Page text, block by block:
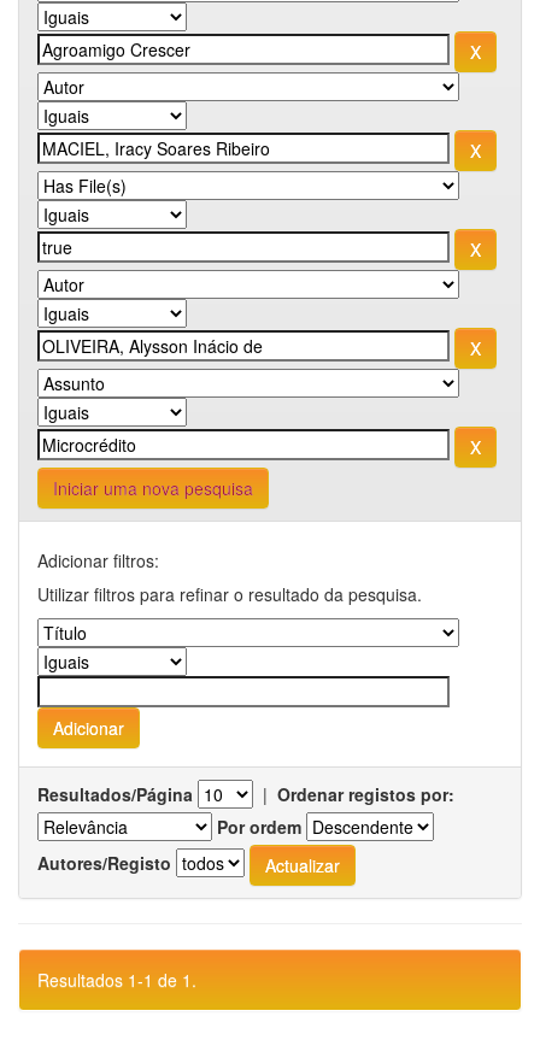
Iniciar uma nova pesquisa
Adicionar filtros:
Utilizar filtros para refinar o resultado da pesquisa.
Resultados/Página | Ordenar registos por:
Por ordem
Autores/Registo
Resultados 1-1 de 1.